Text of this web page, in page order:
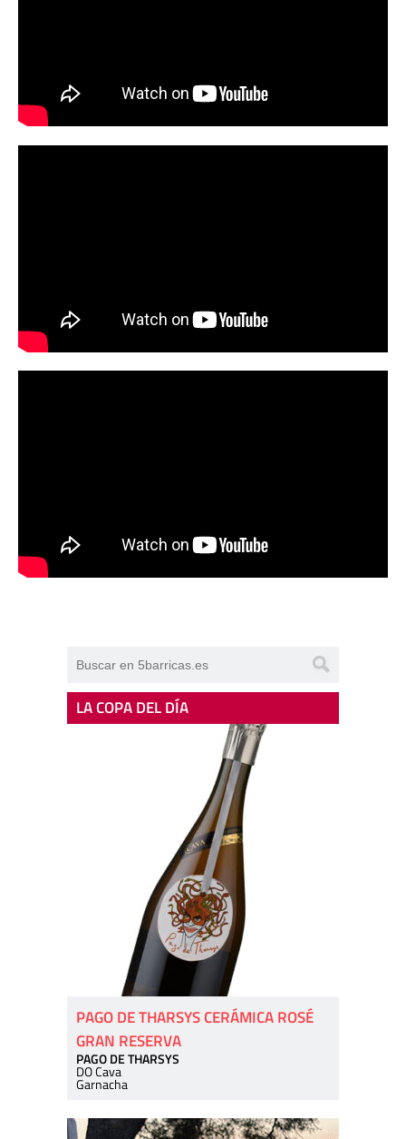
LA COPA DEL DÍA
PAGO DE THARSYS CERÁMICA ROSÉ
GRAN RESERVA
PAGO DE THARSYS
DO Cava
Garnacha